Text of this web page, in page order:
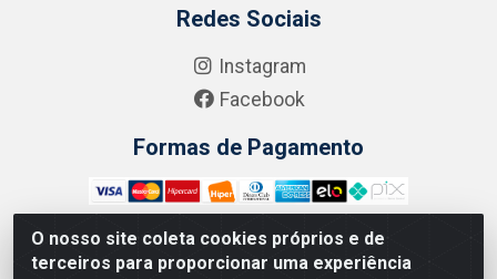
O nosso site coleta cookies próprios e de
terceiros para proporcionar uma experiência
Redes Sociais
Instagram
Facebook
Formas de Pagamento